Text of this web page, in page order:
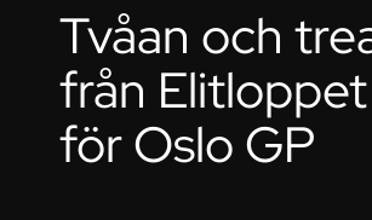
Tvåan och
från
för Oslo GP